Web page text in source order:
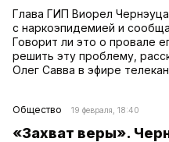
Глава ГИП Виорел
с наркоэпидемией и
Говорит ли это о провале
решить эту проблему,
Олег Савва в эфире
Общество 19 февраля, 18:40
«Захват веры».